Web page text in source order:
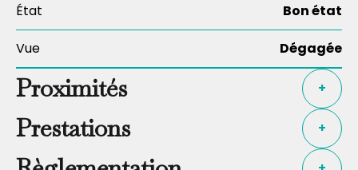
État Bon état
Vue Dégagée
Proximités +
Prestations +